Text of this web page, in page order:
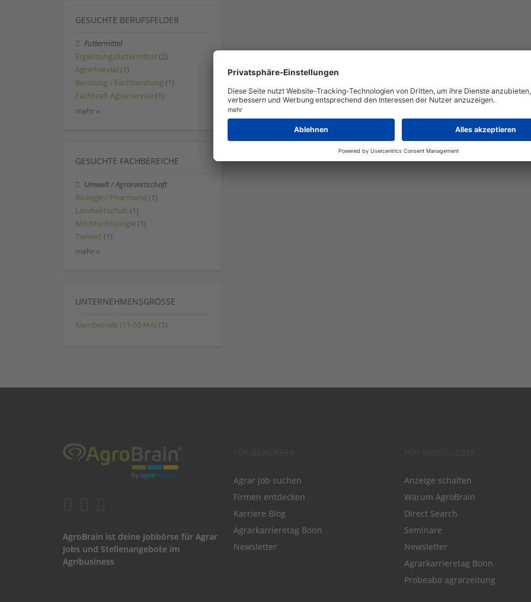
GESUCHTE BERUFSFELDER
Futtermittel
Ergänzungsfuttermittel (2)
Agrarhandel (1)
Beratung / Fachberatung (1)
Fachkraft Agrarservice (1)
mehr »
GESUCHTE FACHBEREICHE
Umwelt / Agrarwirtschaft
Biologie / Pharmazie (1)
Landwirtschaft (1)
Milchtechnologie (1)
Tierwirt (1)
mehr »
UNTERNEHMENSGRÖSSE
Kleinbetrieb (11-50 MA) (1)
AgroBrain ist deine Jobbörse für Agrar
Jobs und Stellenangebote im
Agribusiness
Agrar Job suchen
Firmen entdecken
Karriere Blog
Agrarkarrieretag Bonn
Newsletter
Anzeige schalten
Warum AgroBrain
Direct Search
Seminare
Newsletter
Agrarkarrieretag Bonn
Probeabo agrarzeitung